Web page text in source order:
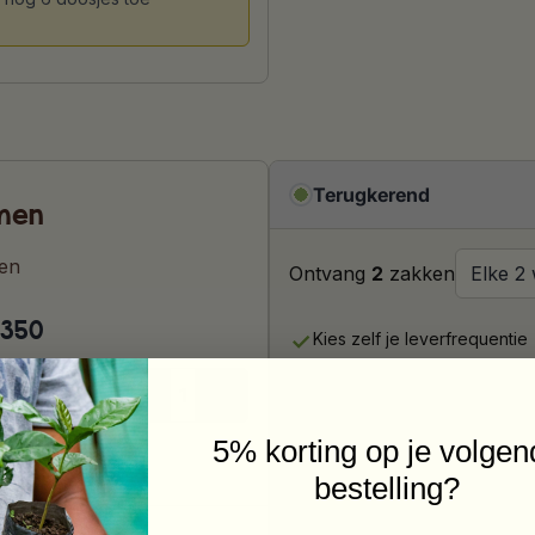
niet in
Dit
De
die komt
Deze koffie
Arabica
plasticvrije
Terugkerend
Ontvang 2 zakken
Kies zelf je leverfrequentie
Met korting:
€41,96€37,76 per 2 weken
5% korting op je
bestelling?